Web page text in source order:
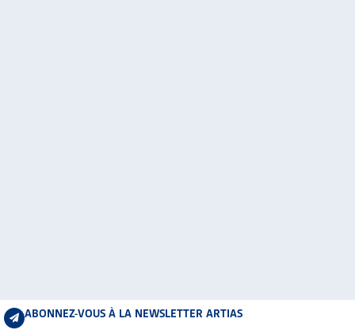
ABONNEZ-VOUS À LA NEWSLETTER ARTIAS